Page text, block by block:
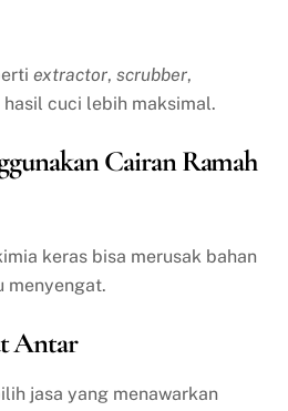
extractor,scrubber,
cuci lebih maksimal.
Cairan Ramah
keras bisa merusak bahan
menyengat.
Antar
jasa yang menawarkan